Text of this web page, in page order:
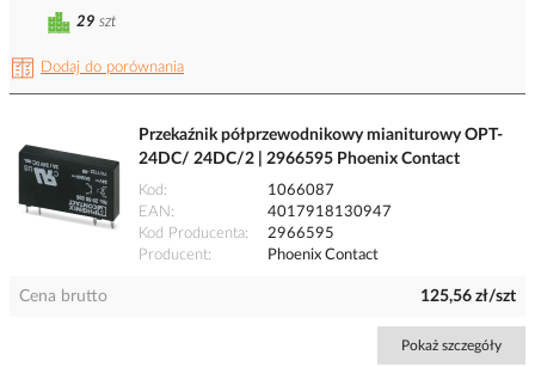
Dodaj do porównania
29 szt
Przekaźnik półprzewodnikowy mianiturowy OPT-
24DC/ 24DC/2 | 2966595 Phoenix Contact
Kod
1066087
EAN
4017918130947
Kod Producenta
2966595
Producent
Phoenix Contact
Cena brutto 125,56 zł/szt
Pokaż szczegóły